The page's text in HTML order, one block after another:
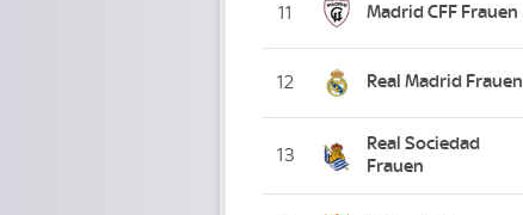
11 Madrid CFF Frauen
12 Real Madrid Frauen
13
Real Sociedad
Frauen